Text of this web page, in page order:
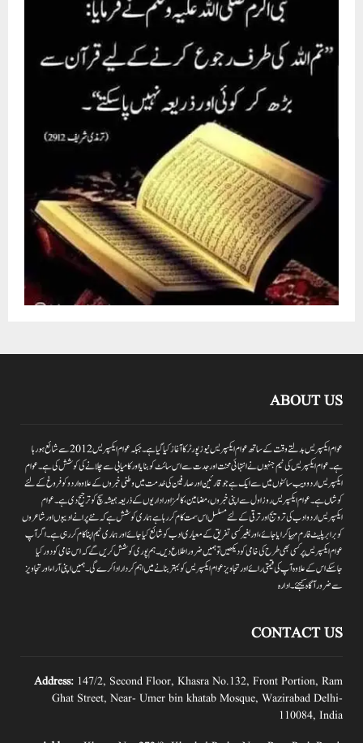
ABOUT US
عوام ایکسپریس بدلتے وقت کے ساتھ عوام ایکسپریس نیوز پورٹر کا آغاز کیا گیا ہے۔جبکہ عوام ایکسپریس 2012سے شائع ہورہا
ہے۔ عوام ایکسپریس کی ٹیم جنہوں نے انتہائی محنت اور جدت سے اس سائٹ کو بنایا اور کامیابی سے چلانے کی کوشش کی ہے۔عوام
ایکسپریس اردو ویب سائٹوں میں سے ایک ہے جو قارئین اور صارفین کی خدمت میں وطنی خبروں کے علاوہ اردو کو فروغ کے لئے
کوشاں ہے۔عوام ایکسپریس روز اول سے اپنی خبروں ،مضامین ،کالمز اور اداریوں کے ذریعہ ہمیشہ سچ کو ترجیح دی ہے۔عوام
ایکسپریس اردو ادب کی ترویج اور ترقی کے لئے مسلسل اس سمت کام کر رہا ہے ہماری کوشش ہے کہ نئے پرانے ادیبوں اور شاعروں
کو برابر پلیٹ فارم مہیا کرایا جائے،اور بغیر کسی تفریق کے معیاری ادب کو شائع کیا جائے اور ہماری ٹیم اپنا کام کر رہی ہے۔اگر آپ
عوام ایکسپریس پر کسی بھی طرح کی خامی کو دیکھیں تو ہمیں ضرور اطلاع دیں۔ہم پوری کوشش کریں گے کہ اس خامی کو دور کیا
جاسکے اس کے علاوہ آپ کی قیمتی رائے اور تجاویز عوام ایکسپریس کو بہتر بنانے میں اہم کردار اداکرے گی۔ہمیں اپنی آراءاور تجاویز
سے ضرور آگاہ کیجئے۔ ادارہ
CONTACT US
Address: 147/2, Second Floor, Khasra No.132, Front Portion, Ram
Ghat Street, Near- Umer bin khatab Mosque, Wazirabad Delhi-
110084, India